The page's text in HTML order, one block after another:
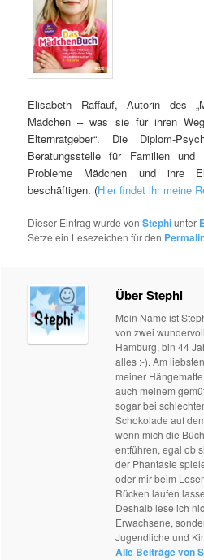
Elisabeth Raffauf, Autorin des
Mädchen – was sie für ihren
Elternratgeber“. Die Diplom-
Beratungsstelle für Familien
Probleme Mädchen und ihre
beschäftigen. (Hier findet ihr meine
Dieser Eintrag wurde vonStephiunter
Setze ein Lesezeichen für den
Über Stephi
Mein Name ist
von zwei
Hamburg, bin 44
alles :-). Am
meiner
auch meinem
sogar bei
Schokolade auf
wenn mich die
entführen, egal ob
der Phantasie
oder mir beim
Rücken laufen
Deshalb lese ich
Erwachsene,
Jugendliche und
Alle Beiträge von